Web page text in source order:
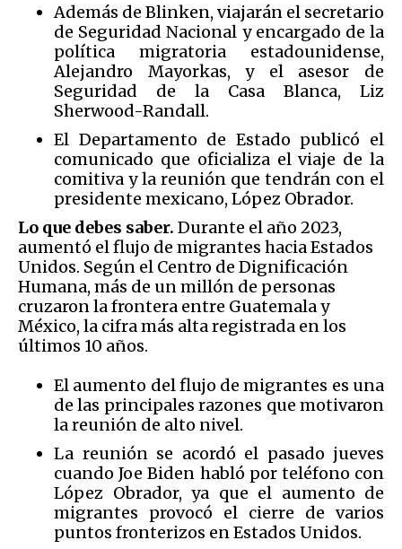
Además de Blinken, viajarán el secretario
de Seguridad Nacional y encargado de la
política migratoria estadounidense,
Alejandro Mayorkas, y el asesor de
Seguridad de la Casa Blanca, Liz
Sherwood-Randall.
El Departamento de Estado publicó el
comunicado que oficializa el viaje de la
comitiva y la reunión que tendrán con el
presidente mexicano, López Obrador.
Lo que debes saber. Durante el año 2023,
aumentó el flujo de migrantes hacia Estados
Unidos. Según el Centro de Dignificación
Humana, más de un millón de personas
cruzaron la frontera entre Guatemala y
México, la cifra más alta registrada en los
últimos 10 años.
El aumento del flujo de migrantes es una
de las principales razones que motivaron
la reunión de alto nivel.
La reunión se acordó el pasado jueves
cuando Joe Biden habló por teléfono con
López Obrador, ya que el aumento de
migrantes provocó el cierre de varios
puntos fronterizos en Estados Unidos.